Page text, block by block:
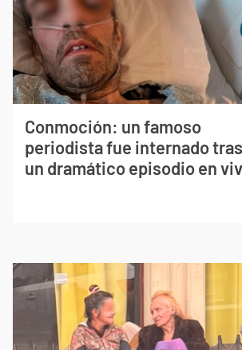
Conmoción: un famoso
periodista fue internado tras
un dramático episodio en